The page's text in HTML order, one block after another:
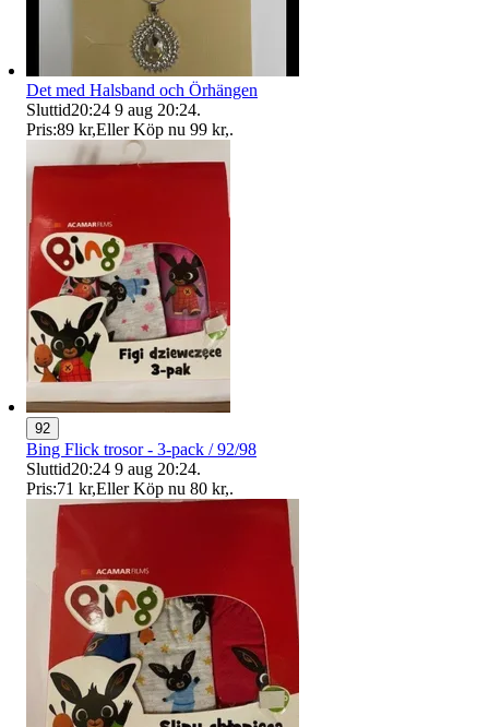
Det med Halsband och Örhängen
Sluttid20:24 9 aug 20:24.
Pris:89 kr,Eller Köp nu 99 kr,.
92
Bing Flick trosor - 3-pack / 92/98
Sluttid20:24 9 aug 20:24.
Pris:71 kr,Eller Köp nu 80 kr,.